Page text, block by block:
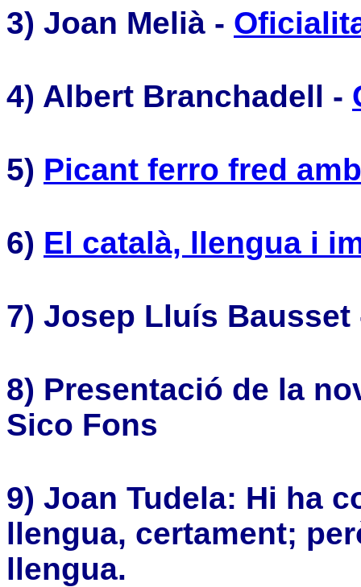
3) Joan Melià -
4) Albert Branchadell -
5) Picant ferro fred
6) El català, llengua i
7) Josep Lluís
8) Presentació de la
Sico Fons
9) Joan Tudela: Hi ha
llengua, certament;
llengua.